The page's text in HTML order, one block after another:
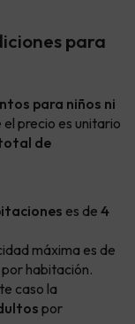
para
para niños ni
el precio es unitario
de
es de 4
máxima es de
por habitación.
caso la
por